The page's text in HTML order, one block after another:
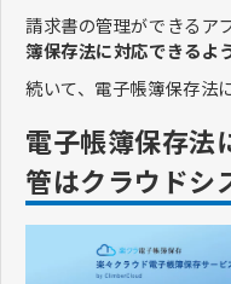
請求書の管理ができるア
簿保存法に対応できるよ
続いて、電子帳簿保存法
電子帳簿保存法
管はクラウドシ